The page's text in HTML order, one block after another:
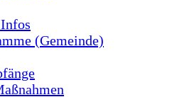
(Gemeinde)